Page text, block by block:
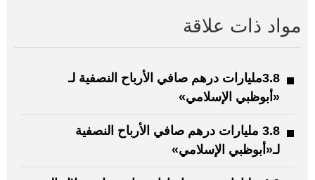
مواد ذات علاقة
3.8مليارات درهم صافي الأرباح النصفية لـ
«أبوظبي الإسلامي»
3.8 مليارات درهم صافي الأرباح النصفية
لـ«أبوظبي الإسلامي»